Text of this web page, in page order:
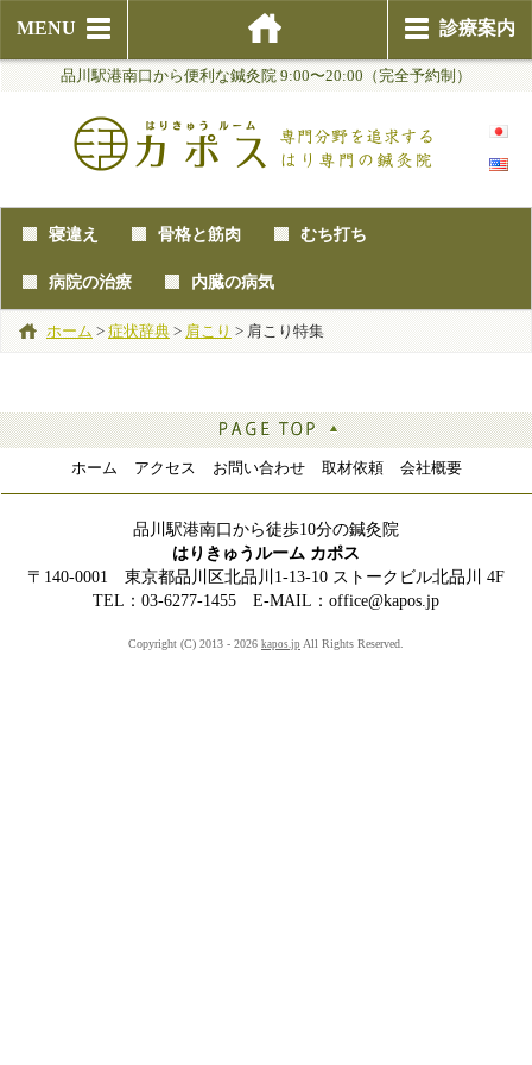
MENU 診療案内
品川駅港南口から便利な鍼灸院 9:00〜20:00（完全予約制）
寝違え 骨格と筋肉 むち打ち
病院の治療 内臓の病気
ホーム > 症状辞典 > 肩こり > 肩こり特集
ホーム アクセス お問い合わせ 取材依頼 会社概要
品川駅港南口から徒歩10分の鍼灸院
はりきゅうルーム カポス
〒140-0001 東京都品川区北品川1-13-10 ストークビル北品川 4F
TEL：03-6277-1455 E-MAIL：office@kapos.jp
Copyright (C) 2013 - 2026 kapos.jp All Rights Reserved.